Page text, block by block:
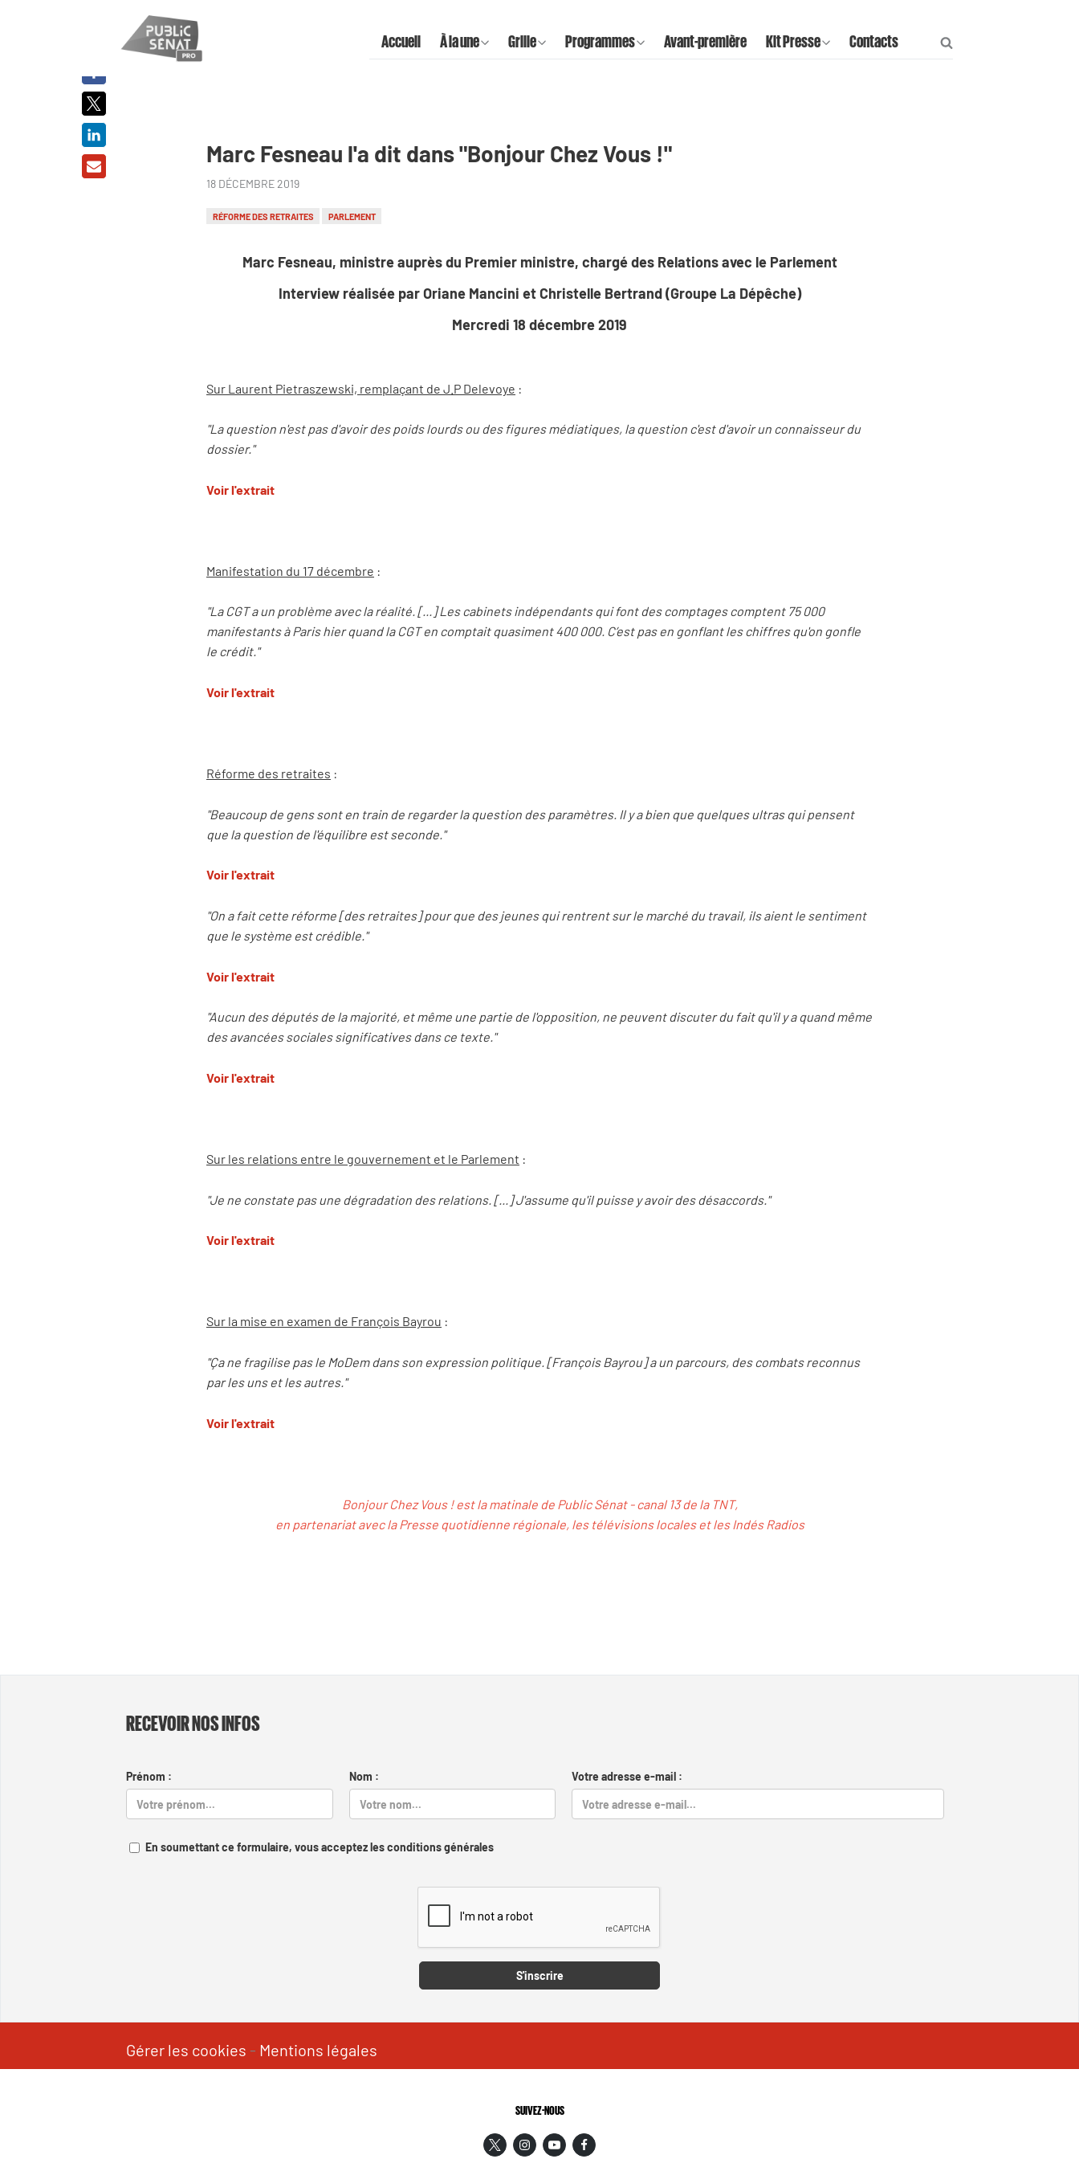
Accueil À la une Grille Programmes Avant-première Kit Presse Contacts
Marc Fesneau l'a dit dans "Bonjour Chez Vous !"
18 DÉCEMBRE 2019
RÉFORME DES RETRAITES PARLEMENT
Marc Fesneau, ministre auprès du Premier ministre, chargé des Relations avec le Parlement
Interview réalisée par Oriane Mancini et Christelle Bertrand (Groupe La Dépêche)
Mercredi 18 décembre 2019
Sur Laurent Pietraszewski, remplaçant de J.P Delevoye :
"La question n'est pas d'avoir des poids lourds ou des figures médiatiques, la question c'est d'avoir un connaisseur du
dossier."
Voir l'extrait
Manifestation du 17 décembre :
"La CGT a un problème avec la réalité. [...] Les cabinets indépendants qui font des comptages comptent 75 000
manifestants à Paris hier quand la CGT en comptait quasiment 400 000. C’est pas en gonflant les chiffres qu'on gonfle
le crédit."
Voir l'extrait
Réforme des retraites :
"Beaucoup de gens sont en train de regarder la question des paramètres. Il y a bien que quelques ultras qui pensent
que la question de l'équilibre est seconde."
Voir l'extrait
"On a fait cette réforme [des retraites] pour que des jeunes qui rentrent sur le marché du travail, ils aient le sentiment
que le système est crédible."
Voir l'extrait
"Aucun des députés de la majorité, et même une partie de l'opposition, ne peuvent discuter du fait qu'il y a quand même
des avancées sociales significatives dans ce texte."
Voir l'extrait
Sur les relations entre le gouvernement et le Parlement :
"Je ne constate pas une dégradation des relations. [...] J'assume qu'il puisse y avoir des désaccords."
Voir l'extrait
Sur la mise en examen de François Bayrou :
"Ça ne fragilise pas le MoDem dans son expression politique. [François Bayrou] a un parcours, des combats reconnus
par les uns et les autres."
Voir l'extrait
Bonjour Chez Vous ! est la matinale de Public Sénat - canal 13 de la TNT,
en partenariat avec la Presse quotidienne régionale, les télévisions locales et les Indés Radios
RECEVOIR NOS INFOS
Prénom : Nom : Votre adresse e-mail :
En soumettant ce formulaire, vous acceptez les conditions générales
S'inscrire
Gérer les cookies - Mentions légales
SUIVEZ-NOUS